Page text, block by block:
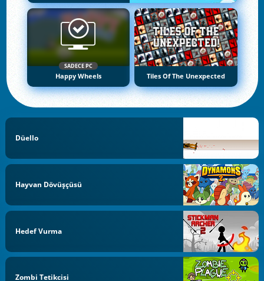
SADECE PC
Happy Wheels Tiles Of The Unexpected
Düello
Hayvan Dövüşçüsü
Hedef Vurma
Zombi Tetikcisi